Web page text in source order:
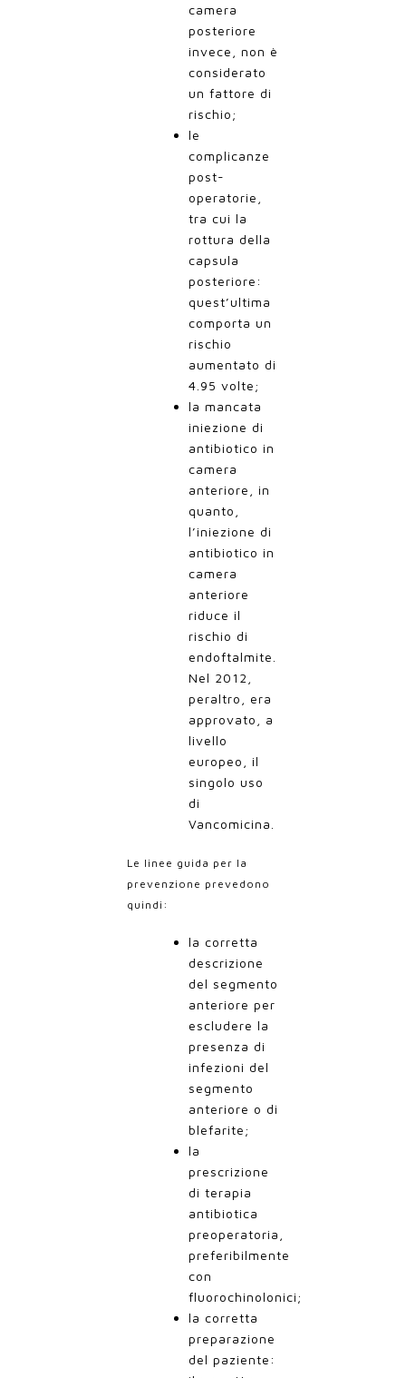
camera
posteriore
invece, non è
considerato
un fattore di
rischio;
le
complicanze
post-
operatorie,
tra cui la
rottura della
capsula
posteriore:
quest’ultima
comporta un
rischio
aumentato di
4.95 volte;
la mancata
iniezione di
antibiotico in
camera
anteriore, in
quanto,
l’iniezione di
antibiotico in
camera
anteriore
riduce il
rischio di
endoftalmite.
Nel 2012,
peraltro, era
approvato, a
livello
europeo, il
singolo uso
di
Vancomicina.
Le linee guida per la
prevenzione prevedono
quindi:
la corretta
descrizione
del segmento
anteriore per
escludere la
presenza di
infezioni del
segmento
anteriore o di
blefarite;
la
prescrizione
di terapia
antibiotica
preoperatoria,
preferibilmente
con
fluorochinolonici;
la corretta
preparazione
del paziente: